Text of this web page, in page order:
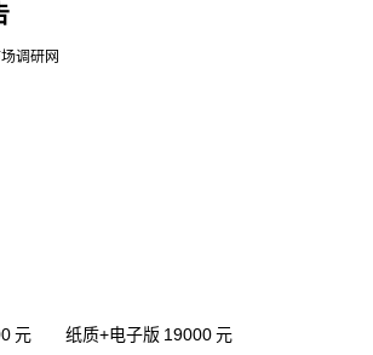
调研网
元 纸质+电子版 19000 元